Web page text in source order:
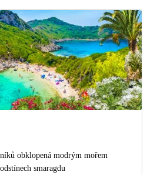
obklopená modrým mořem
smaragdu